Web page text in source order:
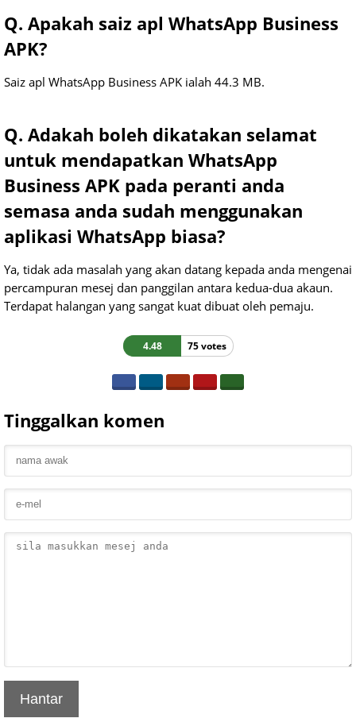
Q. Apakah saiz apl WhatsApp Business
APK?
Saiz apl WhatsApp Business APK ialah 44.3 MB.
Q. Adakah boleh dikatakan selamat
untuk mendapatkan WhatsApp
Business APK pada peranti anda
semasa anda sudah menggunakan
aplikasi WhatsApp biasa?
Ya, tidak ada masalah yang akan datang kepada anda mengenai
percampuran mesej dan panggilan antara kedua-dua akaun.
Terdapat halangan yang sangat kuat dibuat oleh pemaju.
4.48 75 votes
Tinggalkan komen
Hantar